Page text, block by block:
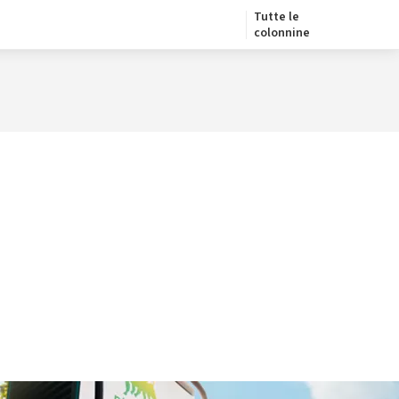
Tutte le
colonnine